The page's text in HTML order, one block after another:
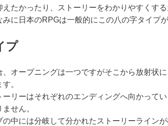
たかったり、ストーリーをわかりやすくす
みに日本のRPGは一般的にこの八の字タイプ
プ
オープニングは一つですがそこから放射状
。
リーはそれぞれのエンディングへ向かって
せん。
の中には分岐して分かれたストーリーライン